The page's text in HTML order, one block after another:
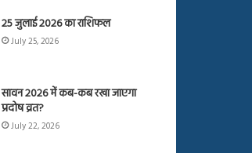
25 जुलाई 2026 का राशिफल
July 25, 2026
सावन 2026 में कब-कब रखा जाएगा
प्रदोष व्रत?
July 22, 2026